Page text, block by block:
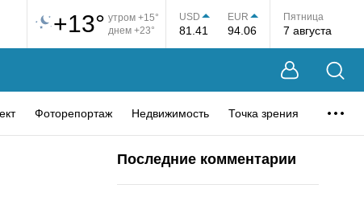
+13° утром +15°
днем +23°
USD
81.41
EUR
94.06
Пятница
7 августа
Фоторепортаж Недвижимость Точка зрения
Последние комментарии